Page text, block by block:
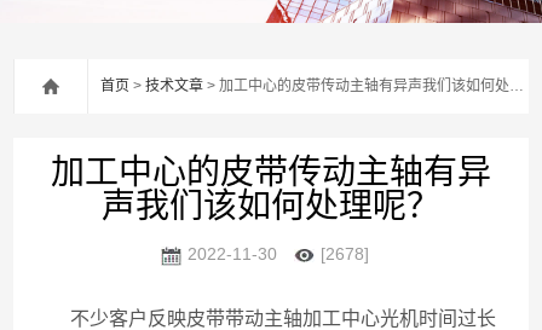
首页 >技术文章 > 加工中心的皮带传动主轴有异声我们该如何处理呢？
加工中心的皮带传动主轴有异
声我们该如何处理呢？
2022-11-30 [2678]
不少客户反映皮带带动主轴加工中心光机时间过长